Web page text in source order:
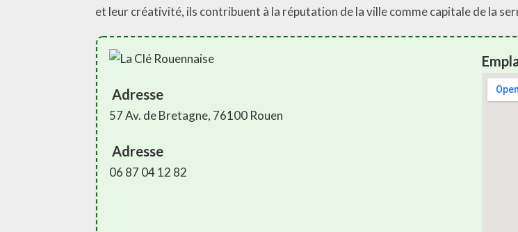
et leur créativité, ils contribuent à la réputation de la ville comme capitale de la
Adresse
57 Av. de Bretagne, 76100 Rouen
Adresse
06 87 04 12 82